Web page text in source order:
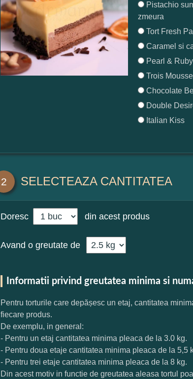
Pistachio
zmeura
Tort Fresh
Caramel si
Pearl & Ruby
Trois Mousse
Chocolate
Double
Italian Kiss
2 SELECTEAZA CANTITATEA
Doresc din acest produs
Avand o greutate de
Informatii privind greutatea minima si
Pentru torturile care depășesc un etaj, cantitatea
fiecare produs.
De exemplu, in general:
- Pentru un etaj cantitatea minima pleaca de la 3.0 kg.
- Pentru doua etaje cantitatea minima pleaca de la 5,5
- Pentru trei etaje cantitatea minima pleaca de la 8 kg.
Din acest motiv in functie de greutatea aleasa tortul